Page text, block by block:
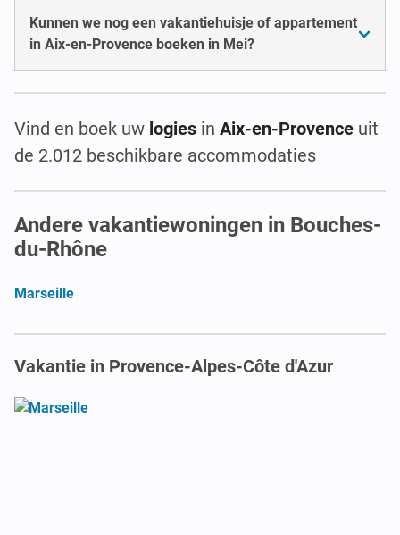
Kunnen we nog een vakantiehuisje of appartement
in Aix-en-Provence boeken in Mei?
Vind en boek uw logies in Aix-en-Provence uit
de 2.012 beschikbare accommodaties
Andere vakantiewoningen in Bouches-
du-Rhône
Marseille
Vakantie in Provence-Alpes-Côte d'Azur